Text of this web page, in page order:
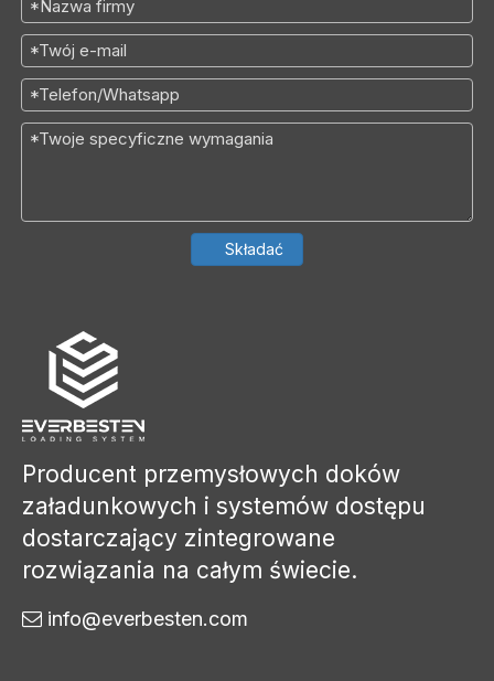
Składać
Producent przemysłowych doków
załadunkowych i systemów dostępu
dostarczający zintegrowane
rozwiązania na całym świecie.
 info@everbesten.com